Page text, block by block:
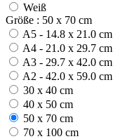
Weiß
Größe : 50 x 70 cm
A5 - 14.8 x 21.0 cm
A4 - 21.0 x 29.7 cm
A3 - 29.7 x 42.0 cm
A2 - 42.0 x 59.0 cm
30 x 40 cm
40 x 50 cm
50 x 70 cm
70 x 100 cm